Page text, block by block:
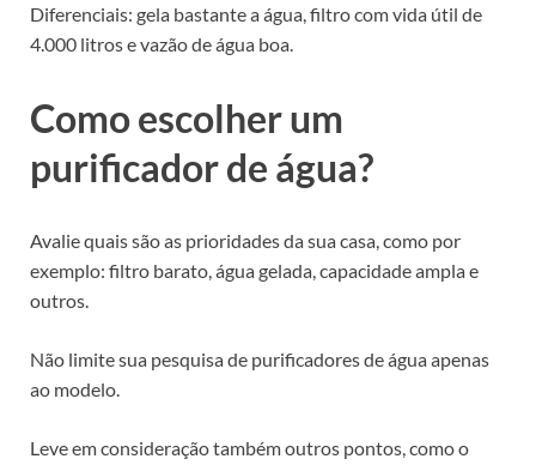
Diferenciais: gela bastante a água, filtro com vida útil de
4.000 litros e vazão de água boa.
Como escolher um
purificador de água?
Avalie quais são as prioridades da sua casa, como por
exemplo: filtro barato, água gelada, capacidade ampla e
outros.
Não limite sua pesquisa de purificadores de água apenas
ao modelo.
Leve em consideração também outros pontos, como o